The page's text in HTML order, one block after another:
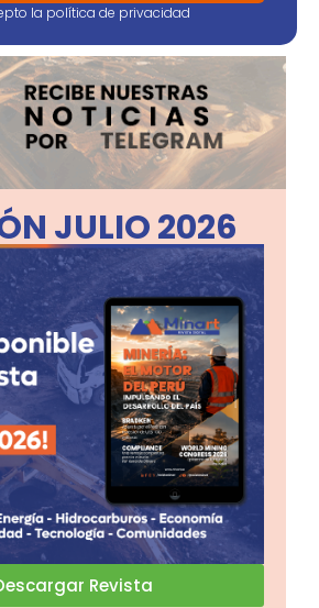
la política de privacidad
JULIO 2026
Revista